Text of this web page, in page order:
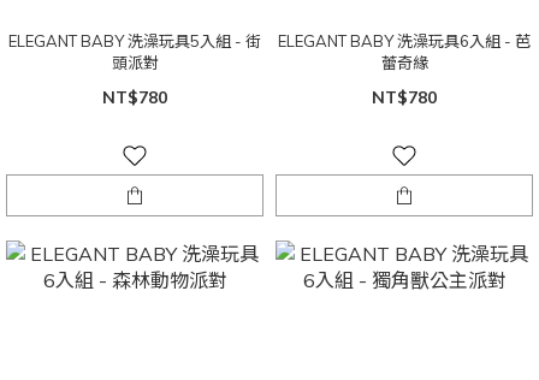
ELEGANT BABY 洗澡玩具5入組 - 街
頭派對
NT$780
ELEGANT BABY 洗澡玩具6入組 - 芭
蕾奇緣
NT$780